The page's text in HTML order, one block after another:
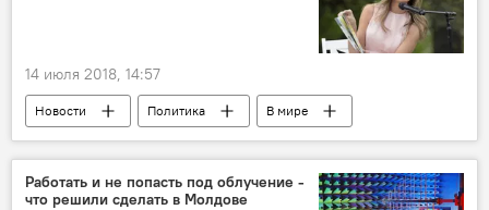
14 июля 2018, 14:57
Новости Политика
В мире
Общество
Работать и не попасть под облучение -
что решили сделать в Молдове